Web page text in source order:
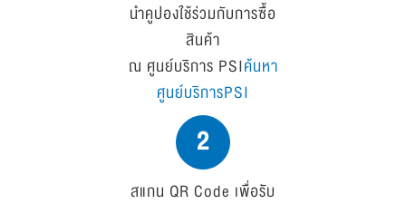
นำคูปองใช้ร่วมกับการซื้อ
สินค้า
ณ ศูนย์บริการ PSIค้นหา
ศูนย์บริการPSI
2
สแกน QR Code เพื่อรับ